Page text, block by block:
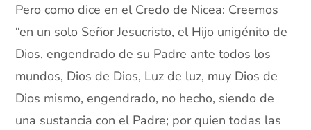
Pero como dice en el Credo de Nicea: Creemos
“en un solo Señor Jesucristo, el Hijo unigénito de
Dios, engendrado de su Padre ante todos los
mundos, Dios de Dios, Luz de luz, muy Dios de
Dios mismo, engendrado, no hecho, siendo de
una sustancia con el Padre; por quien todas las